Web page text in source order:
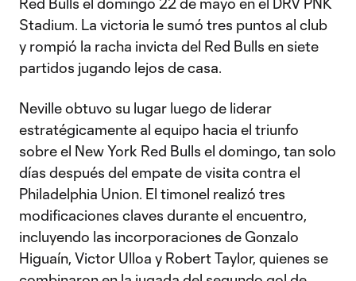
Stadium. La victoria le sumó tres puntos al club
y rompió la racha invicta del Red Bulls en siete
partidos jugando lejos de casa.
Neville obtuvo su lugar luego de liderar
estratégicamente al equipo hacia el triunfo
sobre el New York Red Bulls el domingo, tan solo
días después del empate de visita contra el
Philadelphia Union. El timonel realizó tres
modificaciones claves durante el encuentro,
incluyendo las incorporaciones de Gonzalo
Higuaín, Victor Ulloa y Robert Taylor, quienes se